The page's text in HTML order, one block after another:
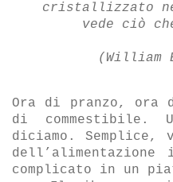
cristallizzato
vede ciò
(William
Ora di pranzo, ora
di commestibile.
diciamo. Semplice,
dell
complicato in un